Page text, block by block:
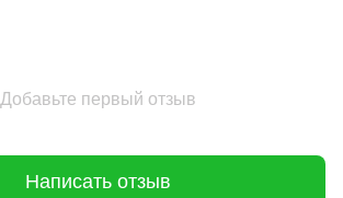
Добавьте первый отзыв
Написать отзыв